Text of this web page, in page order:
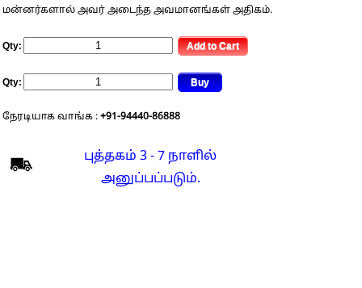
மன்னர்களால் அவர் அடைந்த அவமானங்கள் அதிகம்.
Qty:
Qty:
நேரடியாக வாங்க : +91-94440-86888
புத்தகம் 3 - 7 நாளில்
அனுப்பப்படும்.